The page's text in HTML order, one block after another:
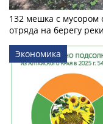
132 мешка с мусором
отряда на берегу
Экономика